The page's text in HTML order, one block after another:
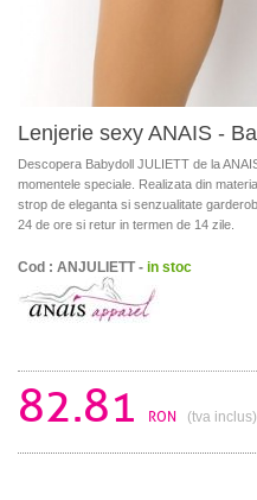
Lenjerie sexy ANAIS -
Descopera Babydoll JULIETT de la
momentele speciale. Realizata din
strop de eleganta si senzualitate
24 de ore si retur in termen de 14 zile.
Cod : ANJULIETT - in stoc
82.81 RON (tva inclus)